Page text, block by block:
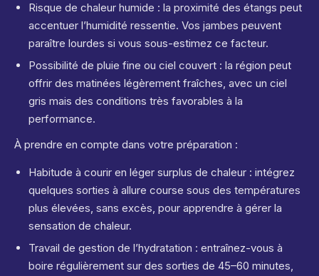
Risque de chaleur humide : la proximité des étangs peut
accentuer l’humidité ressentie. Vos jambes peuvent
paraître lourdes si vous sous-estimez ce facteur.
Possibilité de pluie fine ou ciel couvert : la région peut
offrir des matinées légèrement fraîches, avec un ciel
gris mais des conditions très favorables à la
performance.
À prendre en compte dans votre préparation :
Habitude à courir en léger surplus de chaleur : intégrez
quelques sorties à allure course sous des températures
plus élevées, sans excès, pour apprendre à gérer la
sensation de chaleur.
Travail de gestion de l’hydratation : entraînez-vous à
boire régulièrement sur des sorties de 45–60 minutes,